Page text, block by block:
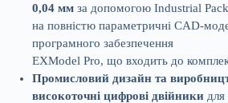
0,04 мм за допомогою Industrial
на повністю параметричні CAD-
програмного забезпечення
EXModel Pro, що входить до
Промисловий дизайн та
високоточні цифрові двійники для